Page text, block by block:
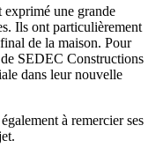
une grande
Ils ont particulièrement
de la maison. Pour
SEDEC Constructions
dans leur nouvelle
à remercier ses